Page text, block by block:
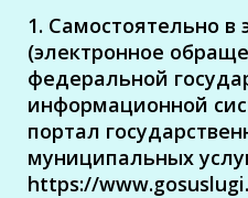
1. Самостоятельно
(электронное
федеральной
информационной
портал
муниципальных
https://